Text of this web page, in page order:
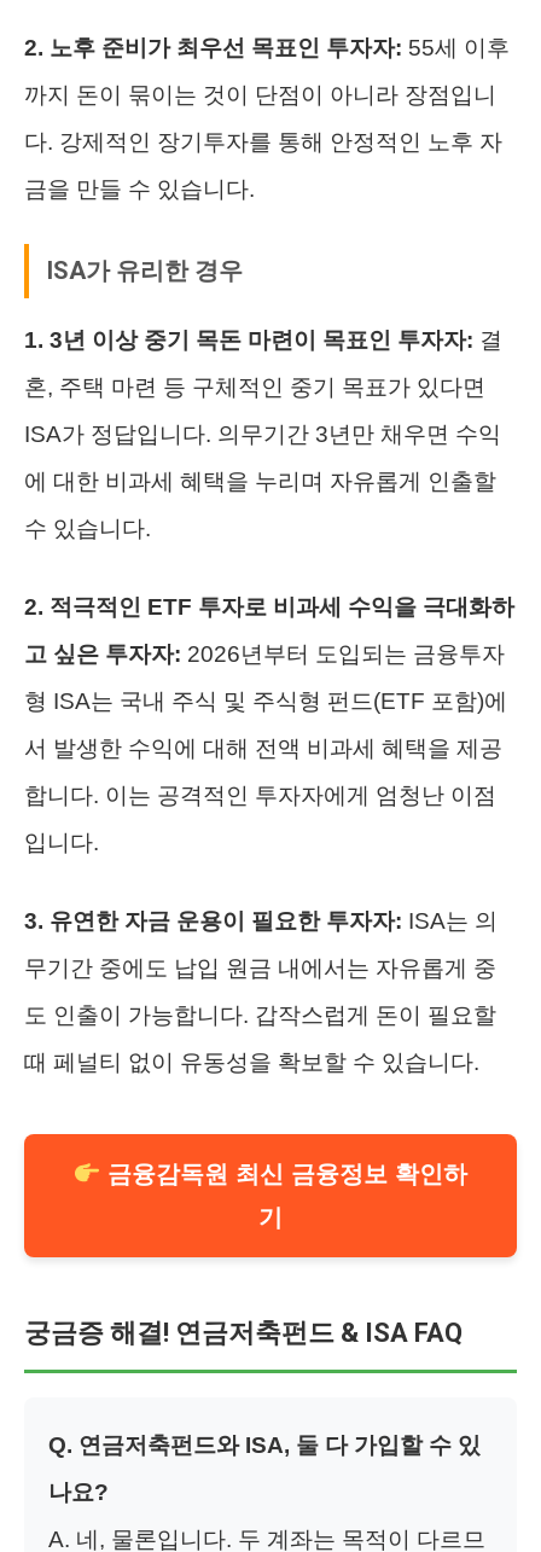
2. 노후 준비가 최우선 목표인 투자자: 55세 이후
까지 돈이 묶이는 것이 단점이 아니라 장점입니
다. 강제적인 장기투자를 통해 안정적인 노후 자
금을 만들 수 있습니다.
ISA가 유리한 경우
1. 3년 이상 중기 목돈 마련이 목표인 투자자: 결
혼, 주택 마련 등 구체적인 중기 목표가 있다면
ISA가 정답입니다. 의무기간 3년만 채우면 수익
에 대한 비과세 혜택을 누리며 자유롭게 인출할
수 있습니다.
2. 적극적인 ETF 투자로 비과세 수익을 극대화하
고 싶은 투자자: 2026년부터 도입되는 금융투자
형 ISA는 국내 주식 및 주식형 펀드(ETF 포함)에
서 발생한 수익에 대해 전액 비과세 혜택을 제공
합니다. 이는 공격적인 투자자에게 엄청난 이점
입니다.
3. 유연한 자금 운용이 필요한 투자자: ISA는 의
무기간 중에도 납입 원금 내에서는 자유롭게 중
도 인출이 가능합니다. 갑작스럽게 돈이 필요할
때 페널티 없이 유동성을 확보할 수 있습니다.
금융감독원 최신 금융정보 확인하
기
궁금증 해결! 연금저축펀드 & ISA FAQ
Q. 연금저축펀드와 ISA, 둘 다 가입할 수 있
나요?
A. 네, 물론입니다. 두 계좌는 목적이 다르므